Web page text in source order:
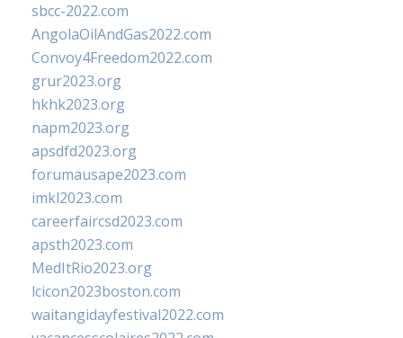
sbcc-2022.com
AngolaOilAndGas2022.com
Convoy4Freedom2022.com
grur2023.org
hkhk2023.org
napm2023.org
apsdfd2023.org
forumausape2023.com
imkl2023.com
careerfaircsd2023.com
apsth2023.com
MedItRio2023.org
lcicon2023boston.com
waitangidayfestival2022.com